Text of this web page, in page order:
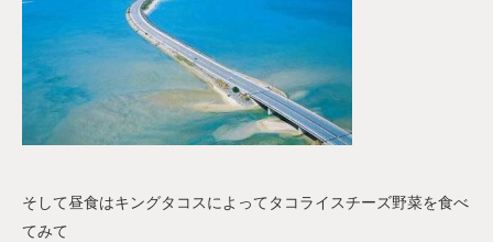
そして昼食はキングタコスによってタコライスチーズ野菜を食べ
てみて